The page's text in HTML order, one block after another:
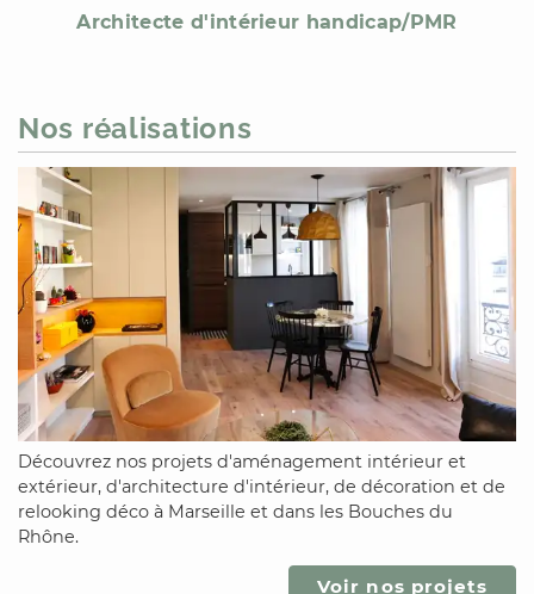
Architecte d'intérieur handicap/PMR
Nos réalisations
Découvrez nos projets d'aménagement intérieur et
extérieur, d'architecture d'intérieur, de décoration et de
relooking déco à Marseille et dans les Bouches du
Rhône.
Voir nos projets